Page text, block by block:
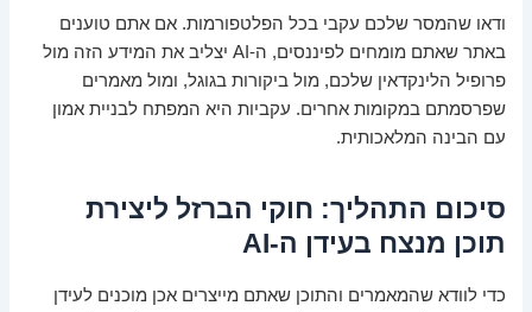
ודאו שהמסר שלכם עקבי בכל הפלטפורמות. אם אתם טוענים
באתר שאתם מומחים לפיננסים, ה-AI יצליב את המידע הזה מול
פרופיל הלינקדאין שלכם, מול ביקורות בגוגל, ומול מאמרים
שפרסמתם במקומות אחרים. עקביות היא המפתח לבניית אמון
עם הבינה המלאכותית.
סיכום התהליך: חוקי הברזל ליצירת
תוכן מנצח בעידן ה-AI
כדי לוודא שהמאמרים והתוכן שאתם מייצרים אכן מוכנים לעידן